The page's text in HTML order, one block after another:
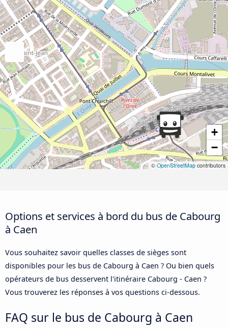
+
−
© OpenStreetMap contributors
Options et services à bord du bus de Cabourg
à Caen
Vous souhaitez savoir quelles classes de sièges sont
disponibles pour les bus de Cabourg à Caen ? Ou bien quels
opérateurs de bus desservent l'itinéraire Cabourg - Caen ?
Vous trouverez les réponses à vos questions ci-dessous.
FAQ sur le bus de Cabourg à Caen